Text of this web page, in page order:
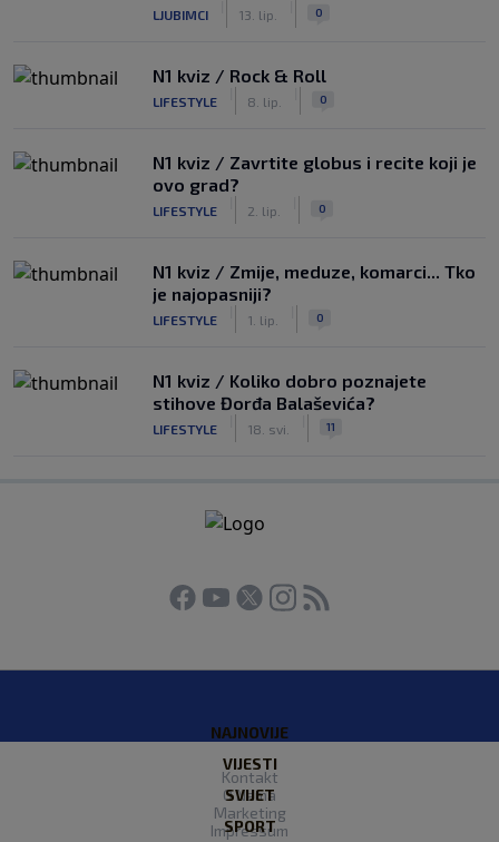
LJUBIMCI 13. lip. 0
N1 kviz / Rock & Roll
LIFESTYLE 8. lip. 0
N1 kviz / Zavrtite globus i recite koji je
ovo grad?
LIFESTYLE 2. lip. 0
N1 kviz / Zmije, meduze, komarci... Tko
je najopasniji?
LIFESTYLE 1. lip. 0
N1 kviz / Koliko dobro poznajete
stihove Đorđa Balaševića?
LIFESTYLE 18. svi. 11
NAJNOVIJE
VIJESTI
SVIJET
SPORT
Kontakt
O Nama
Marketing
Impressum